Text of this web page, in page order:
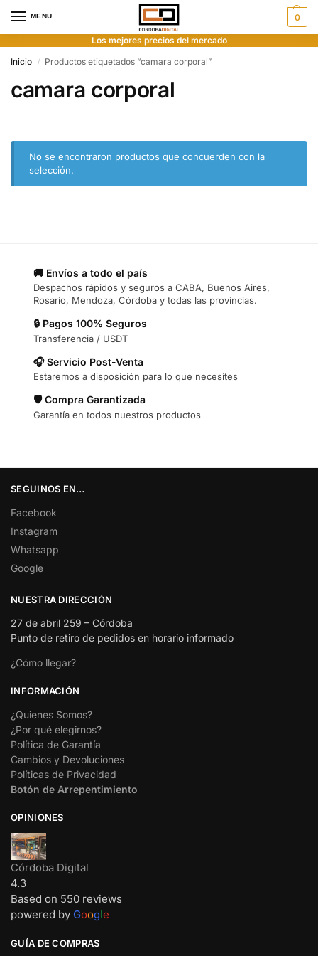
MENU 0
Los mejores precios del mercado
Inicio
/ Productos etiquetados “camara corporal”
camara corporal
No se encontraron productos que concuerden con la
selección.
🚚 Envíos a todo el país
Despachos rápidos y seguros a CABA, Buenos Aires,
Rosario, Mendoza, Córdoba y todas las provincias.
🔒 Pagos 100% Seguros
Transferencia / USDT
🎧 Servicio Post-Venta
Estaremos a disposición para lo que necesites
🛡️ Compra Garantizada
Garantía en todos nuestros productos
SEGUINOS EN…
Facebook
Instagram
Whatsapp
Google
NUESTRA DIRECCIÓN
27 de abril 259 – Córdoba
Punto de retiro de pedidos en horario informado
¿Cómo llegar?
INFORMACIÓN
¿Quienes Somos?
¿Por qué elegirnos?
Política de Garantía
Cambios y Devoluciones
Políticas de Privacidad
Botón de Arrepentimiento
OPINIONES
Córdoba Digital
4.3
Based on 550 reviews
powered by Google
GUÍA DE COMPRAS